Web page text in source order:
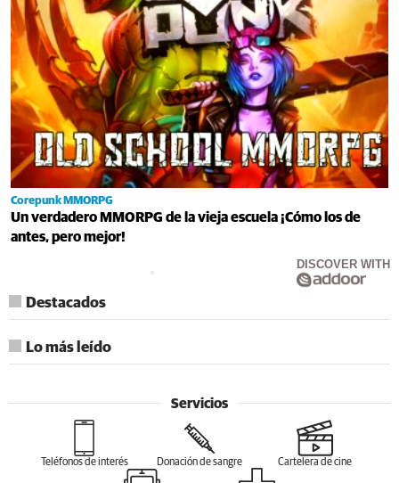
Corepunk MMORPG
Un verdadero MMORPG de la vieja escuela ¡Cómo los de
antes, pero mejor!
DISCOVER WITH
Destacados
Lo más leído
Servicios
Teléfonos de interés Donación de sangre Cartelera de cine